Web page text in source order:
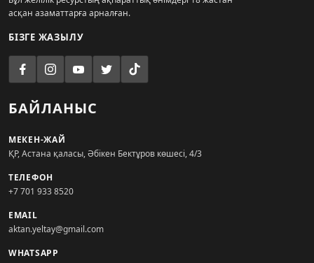
асқан азаматтарға арналған.
БІЗГЕ ЖАЗЫЛУ
БАЙЛАНЫС
МЕКЕН-ЖАЙ
ҚР, Астана қаласы, Әбікен Бектұров көшесі, 4/3
ТЕЛЕФОН
+7 701 933 8520
EMAIL
aktan.yeltay@gmail.com
WHATSAPP